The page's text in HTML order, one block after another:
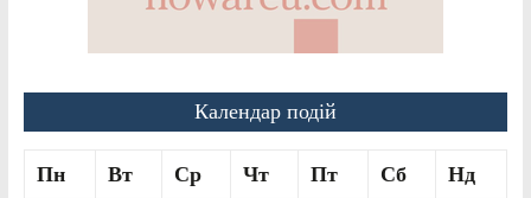
Календар подій
Пн Вт Ср Чт Пт Сб Нд